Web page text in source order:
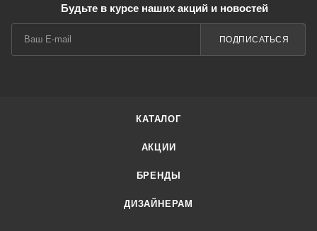
Будьте в курсе наших акций и новостей
ПОДПИСАТЬСЯ
КАТАЛОГ
АКЦИИ
БРЕНДЫ
ДИЗАЙНЕРАМ